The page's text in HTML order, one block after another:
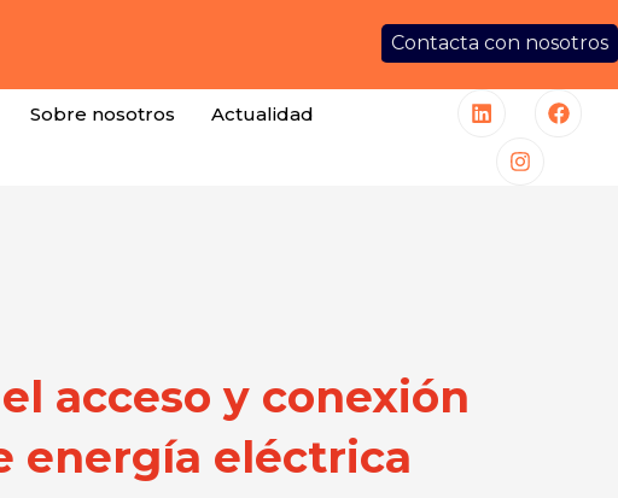
Contacta con nosotros
Sobre nosotros Actualidad
acceso y conexión
energía eléctrica